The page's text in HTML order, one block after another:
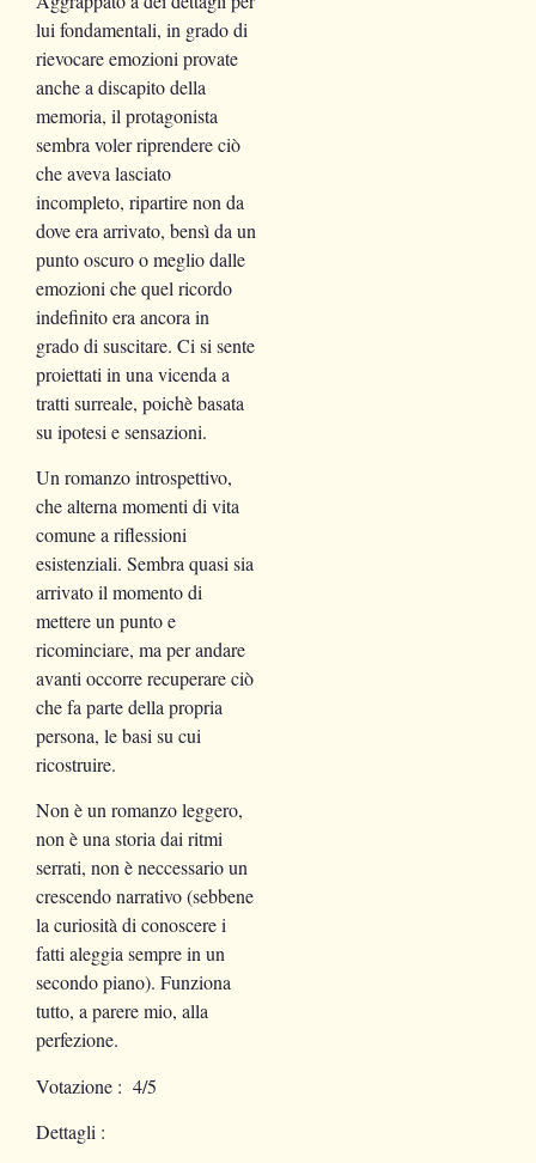
lui fondamentali, in grado di
rievocare emozioni provate
anche a discapito della
memoria, il protagonista
sembra voler riprendere ciò
che aveva lasciato
incompleto, ripartire non da
dove era arrivato, bensì da un
punto oscuro o meglio dalle
emozioni che quel ricordo
indefinito era ancora in
grado di suscitare. Ci si sente
proiettati in una vicenda a
tratti surreale, poichè basata
su ipotesi e sensazioni.
Un romanzo introspettivo,
che alterna momenti di vita
comune a riflessioni
esistenziali. Sembra quasi sia
arrivato il momento di
mettere un punto e
ricominciare, ma per andare
avanti occorre recuperare ciò
che fa parte della propria
persona, le basi su cui
ricostruire.
Non è un romanzo leggero,
non è una storia dai ritmi
serrati, non è neccessario un
crescendo narrativo (sebbene
la curiosità di conoscere i
fatti aleggia sempre in un
secondo piano). Funziona
tutto, a parere mio, alla
perfezione.
Votazione : 4/5
Dettagli :